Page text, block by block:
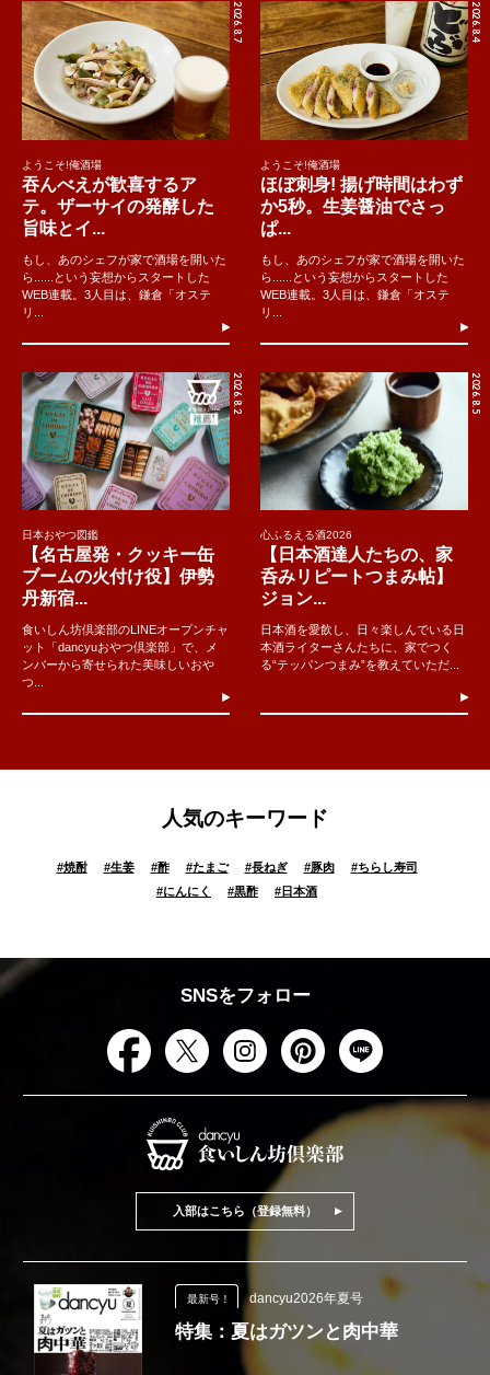
2026.8.7
ようこそ!俺酒場
吞んべえが歓喜するア
テ。ザーサイの発酵した
旨味とイ...
もし、あのシェフが家で酒場を開いた
ら......という妄想からスタートした
WEB連載。3人目は、鎌倉「オステ
リ...
2026.8.4
ようこそ!俺酒場
ほぼ刺身! 揚げ時間はわず
か5秒。生姜醤油でさっ
ぱ...
もし、あのシェフが家で酒場を開いた
ら......という妄想からスタートした
WEB連載。3人目は、鎌倉「オステ
リ...
2026.8.2
日本おやつ図鑑
【名古屋発・クッキー缶
ブームの火付け役】伊勢
丹新宿...
食いしん坊倶楽部のLINEオープンチャ
ット「dancyuおやつ倶楽部」で、メ
ンバーから寄せられた美味しいおや
つ...
2026.8.5
心ふるえる酒2026
【日本酒達人たちの、家
呑みリピートつまみ帖】
ジョン...
日本酒を愛飲し、日々楽しんでいる日
本酒ライターさんたちに、家でつく
る“テッパンつまみ”を教えていただ...
人気のキーワード
#焼酎 #生姜 #酢 #たまご #長ねぎ #豚肉 #ちらし寿司
#にんにく #黒酢 #日本酒
SNSをフォロー
入部はこちら（登録無料）
最新号！ dancyu2026年夏号
特集：夏はガツンと肉中華